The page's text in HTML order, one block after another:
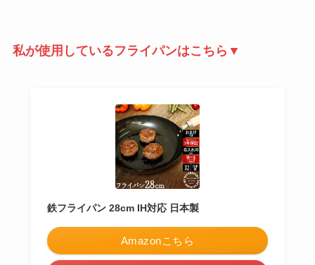
私が使用しているフライパンはこちら▼
鉄フライパン 28cm IH対応 日本製
Amazonこちら